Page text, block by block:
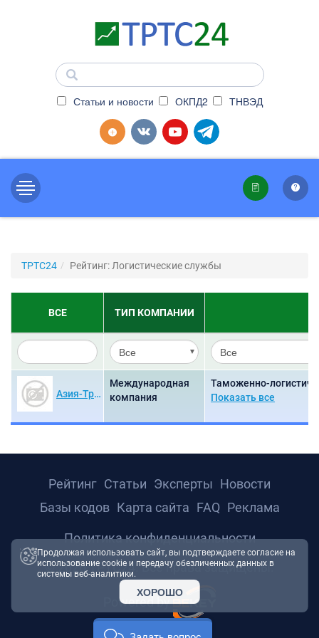
Статьи и новости ОКПД2 ТНВЭД
ТРТС24 Рейтинг: Логистические службы
ВСЕ ТИП КОМПАНИИ
Азия-Трейдинг
Международная
компания
Таможенно-
Показать все
© 2026 ТРТС24. Все права защищены.
Powered by
Рейтинг Статьи Эксперты Новости
Базы кодов Карта сайта FAQ Реклама
Политика конфиденциальности
Продолжая использовать сайт, вы подтверждаете согласие на
использование cookie и передачу обезличенных данных в
системы веб-аналитики.
ХОРОШО